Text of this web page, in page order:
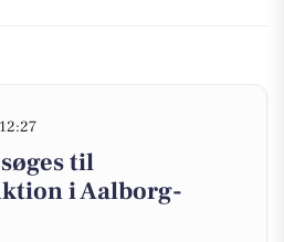
til
i Aalborg-